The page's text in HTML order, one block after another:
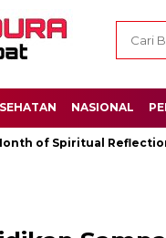
NASIONAL
Spiritual Reflection,